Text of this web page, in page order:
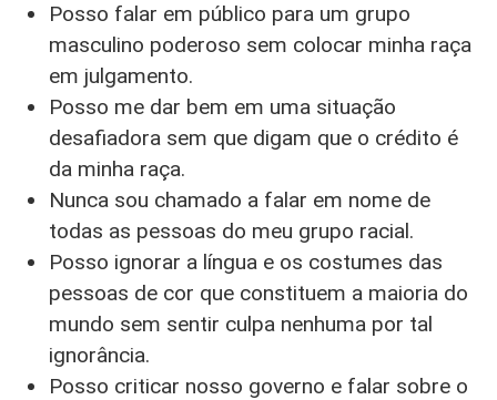
Posso falar em público para um grupo
masculino poderoso sem colocar minha raça
em julgamento.
Posso me dar bem em uma situação
desafiadora sem que digam que o crédito é
da minha raça.
Nunca sou chamado a falar em nome de
todas as pessoas do meu grupo racial.
Posso ignorar a língua e os costumes das
pessoas de cor que constituem a maioria do
mundo sem sentir culpa nenhuma por tal
ignorância.
Posso criticar nosso governo e falar sobre o